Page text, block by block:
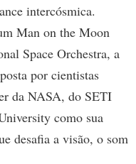
intercósmica.
Man on the Moon
Space Orchestra, a
por cientistas
da NASA, do SETI
como sua
desafia a visão, o som